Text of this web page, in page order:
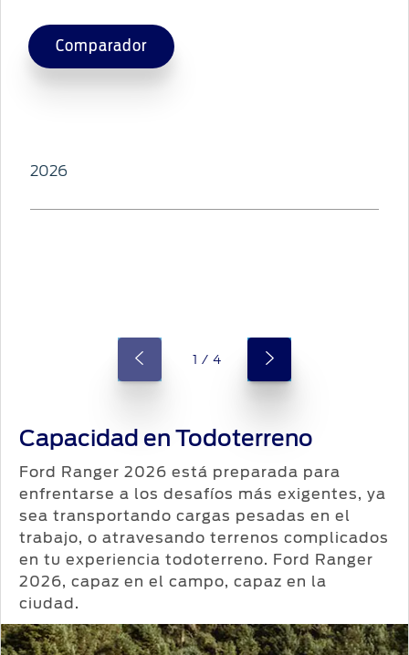
Comparador
2026
1 / 4
Capacidad en Todoterreno
Ford Ranger 2026 está preparada para
enfrentarse a los desafíos más exigentes, ya
sea transportando cargas pesadas en el
trabajo, o atravesando terrenos complicados
en tu experiencia todoterreno. Ford Ranger
2026, capaz en el campo, capaz en la
ciudad.